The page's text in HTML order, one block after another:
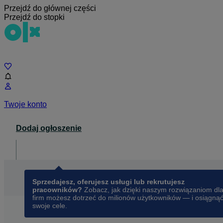
Przejdź do głównej części
Przejdź do stopki
Twoje konto
Dodaj ogłoszenie
Sprzedajesz, oferujesz usługi lub rekrutujesz
pracowników? Zobacz, jak dzięki naszym rozwiązaniom dla
firm możesz dotrzeć do milionów użytkowników — i osiągnąć
swoje cele.